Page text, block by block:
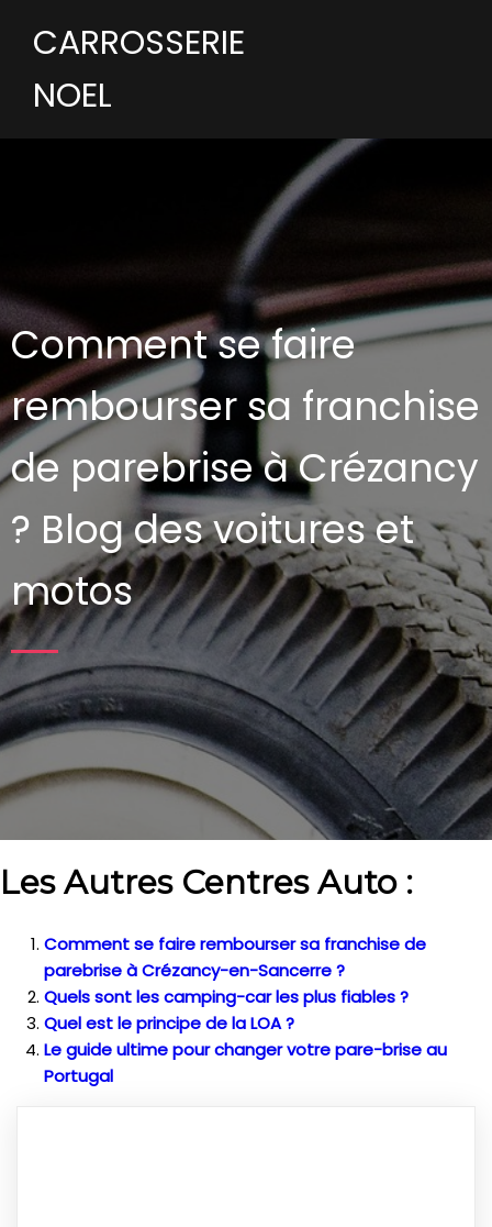
CARROSSERIE
NOEL
Comment se faire
rembourser sa franchise
de parebrise à Crézancy
? Blog des voitures et
motos
Les Autres Centres Auto :
Comment se faire rembourser sa franchise de
parebrise à Crézancy-en-Sancerre ?
Quels sont les camping-car les plus fiables ?
Quel est le principe de la LOA ?
Le guide ultime pour changer votre pare-brise au
Portugal